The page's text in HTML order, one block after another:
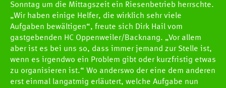
Sonntag um die Mittagszeit ein Riesenbetrieb herrschte.
„Wir haben einige Helfer, die wirklich sehr viele
Aufgaben bewältigen“, freute sich Dirk Hail vom
gastgebenden HC Oppenweiler/Backnang. „Vor allem
aber ist es bei uns so, dass immer jemand zur Stelle ist,
wenn es irgendwo ein Problem gibt oder kurzfristig etwas
zu organisieren ist.“ Wo anderswo der eine dem anderen
erst einmal langatmig erläutert, welche Aufgabe nun